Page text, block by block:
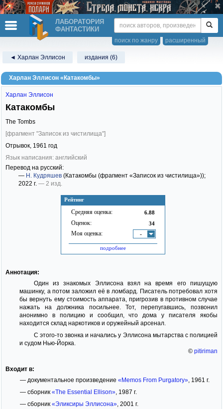
ЛАБОРАТОРИЯ
ФАНТАСТИКИ
расширенный
поиск по жанру
◄ Харлан Эллисон издания (6)
Харлан Эллисон «Катакомбы»
Рейтинг
Средняя оценка: 6.88
Оценок: 34
Моя оценка: -
подробнее
Харлан Эллисон
Катакомбы
The Tombs
[фрагмент "Записок из чистилища"]
Отрывок, 1961 год
Язык написания: английский
Перевод на русский:
— Н. Кудряшев (Катакомбы (фрагмент «Записок из чистилища»));
2022 г. — 2 изд.
Аннотация:
Один из знакомых Эллисона взял на время его пишущую
машинку, а потом заложил её в ломбард. Писатель потребовал хотя
бы вернуть ему стоимость аппарата, пригрозив в противном случае
нажать на должника посильнее. Тот, перепугавшись, позвонил
анонимно в полицию и сообщил, что дома у писателя якобы
находится склад наркотиков и оружейный арсенал.
С этого-то звонка и начались у Эллисона мытарства с полицией
и судом Нью-Йорка.
© pitiriman
Входит в:
— документальное произведение «Memos From Purgatory», 1961 г.
— сборник «The Essential Ellison», 1987 г.
— сборник «Эликсиры Эллисона», 2001 г.